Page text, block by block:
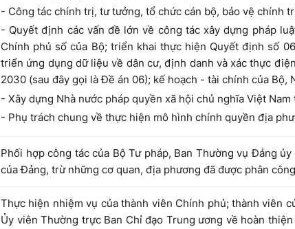
- Công tác chính trị, tư tưởng, tổ chức cán bộ, bảo vệ chính
- Quyết định các vấn đề lớn về công tác xây dựng pháp
Chính phủ số của Bộ; triển khai thực hiện Quyết định số
triển ứng dụng dữ liệu về dân cư, định danh và xác thực
2030 (sau đây gọi là Đề án 06); kế hoạch - tài chính của Bộ,
- Xây dựng Nhà nước pháp quyền xã hội chủ nghĩa Việt
- Phụ trách chung về thực hiện mô hình chính quyền địa
Phối hợp công tác của Bộ Tư pháp, Ban Thường vụ Đảng
của Đảng, trừ những cơ quan, địa phương đã được phân
Thực hiện nhiệm vụ của thành viên Chính phủ; thành viên
Ủy viên Thường trực Ban Chỉ đạo Trung ương về hoàn